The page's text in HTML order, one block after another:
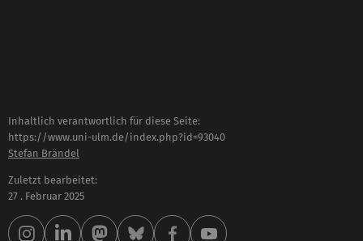
Inhaltlich verantwortlich für diese Seite:
https://www.uni-ulm.de/index.php?id=93040
Stefan Brändel
Zuletzt bearbeitet:
27 . Februar 2025